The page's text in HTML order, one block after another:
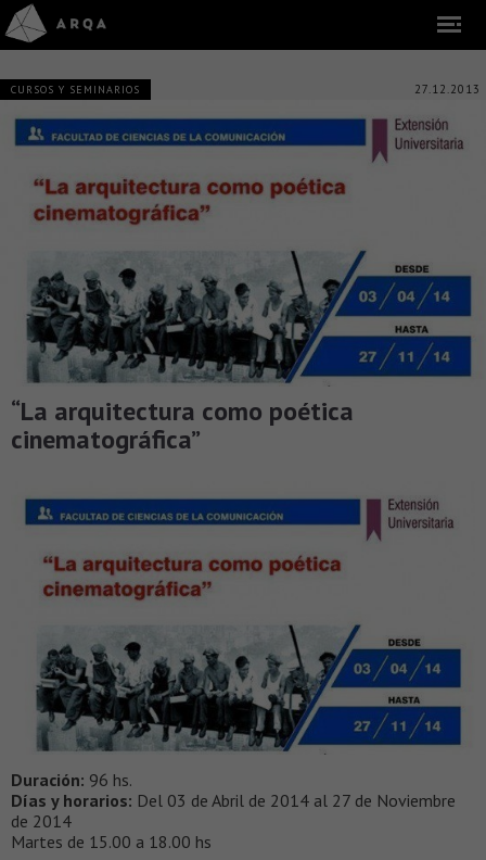
CURSOS Y SEMINARIOS 27.12.2013
“La arquitectura como poética
cinematográfica”
Duración: 96 hs.
Días y horarios: Del 03 de Abril de 2014 al 27 de Noviembre
de 2014
Martes de 15.00 a 18.00 hs